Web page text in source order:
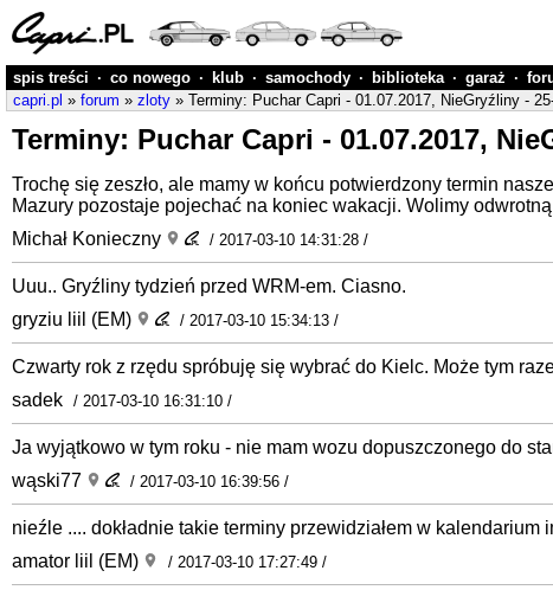
spis treści · co nowego · klub · samochody · biblioteka · garaż ·
capri.pl » forum » zloty » Terminy: Puchar Capri - 01.07.2017, NieGryźliny -
Terminy: Puchar Capri - 01.07.2017,
Trochę się zeszło, ale mamy w końcu potwierdzony termin
Mazury pozostaje pojechać na koniec wakacji. Wolimy
Michał Konieczny
/ 2017-03-10 14:31:28 /
Uuu.. Gryźliny tydzień przed WRM-em. Ciasno.
gryziu liil (EM)
/ 2017-03-10 15:34:13 /
Czwarty rok z rzędu spróbuję się wybrać do Kielc. Może tym
sadek / 2017-03-10 16:31:10 /
Ja wyjątkowo w tym roku - nie mam wozu dopuszczonego do
wąski77
/ 2017-03-10 16:39:56 /
nieźle .... dokładnie takie terminy przewidziałem w kalendarium
amator liil (EM)
/ 2017-03-10 17:27:49 /